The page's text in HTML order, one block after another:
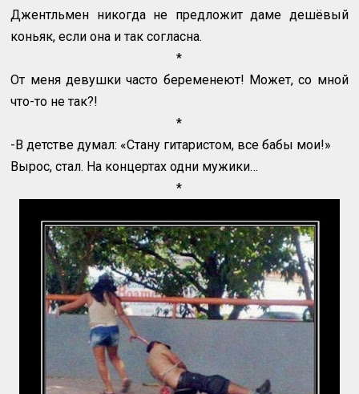
Джентльмен никогда не предложит даме дешёвый
коньяк, если она и так согласна.
*
От меня девушки часто беременеют! Может, со мной
что-то не так?!
*
-В детстве думал: «Стану гитаристом, все бабы мои!»
Вырос, стал. На концертах одни мужики…
*